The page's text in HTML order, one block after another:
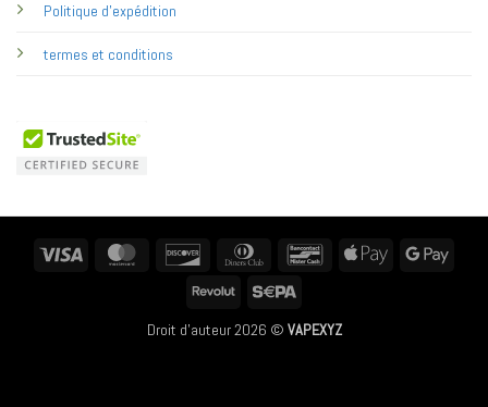
Politique d'expédition
termes et conditions
Visa MasterCard Discover
Dinners
BancontactApple
Revolut
Droit d'auteur 2026 © VAPEXYZ